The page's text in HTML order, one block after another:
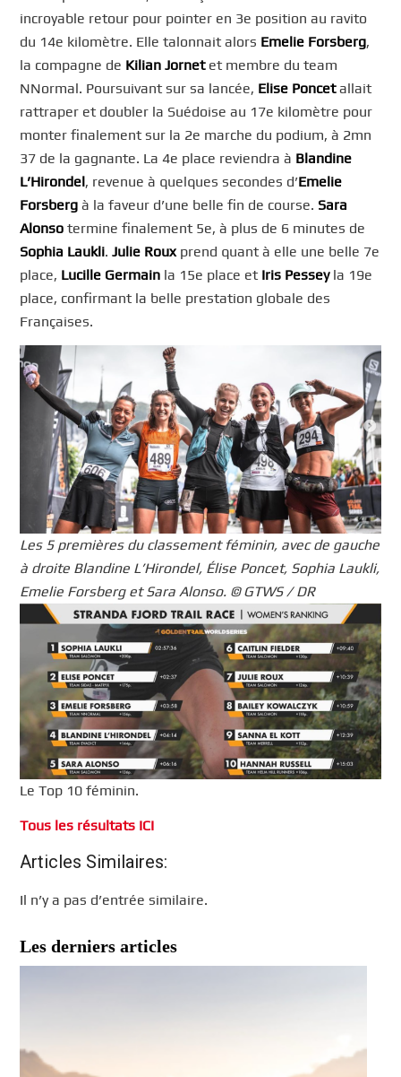
incroyable retour pour pointer en 3e position au ravito
du 14e kilomètre. Elle talonnait alors Emelie Forsberg,
la compagne de Kilian Jornetet membre du team
NNormal. Poursuivant sur sa lancée, Elise Poncetallait
rattraper et doubler la Suédoise au 17e kilomètre pour
monter finalement sur la 2e marche du podium, à 2mn
37 de la gagnante. La 4e place reviendra à Blandine
L’Hirondel, revenue à quelques secondes d’Emelie
Forsberg à la faveur d’une belle fin de course. Sara
Alonso termine finalement 5e, à plus de 6 minutes de
Sophia Laukli.Julie Roux prend quant à elle une belle 7e
place, Lucille Germain la 15e place et Iris Pesseyla 19e
place, confirmant la belle prestation globale des
Françaises.
Les 5 premières du classement féminin, avec de gauche
à droite Blandine L’Hirondel, Élise Poncet, Sophia Laukli,
Emelie Forsberg et Sara Alonso. © GTWS / DR
Le Top 10 féminin.
Tous les résultats ICI
Articles Similaires:
Il n’y a pas d’entrée similaire.
Les derniers articles